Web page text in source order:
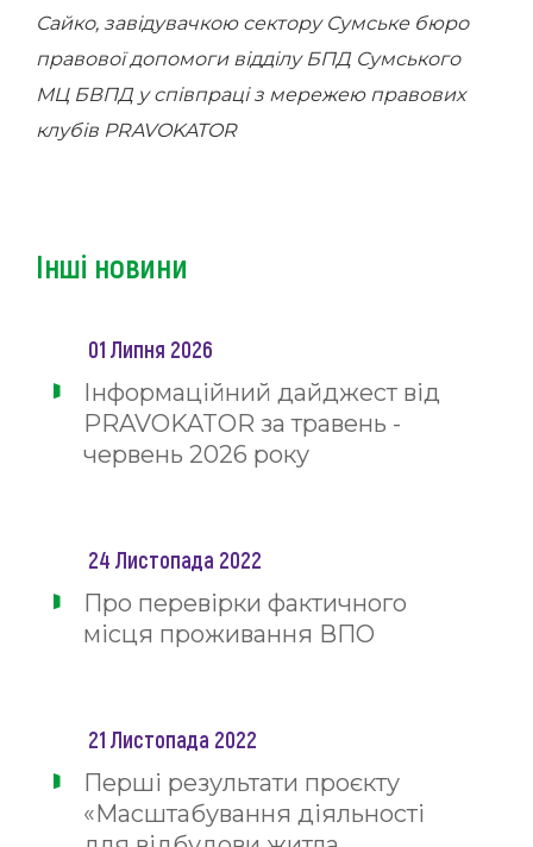
Сайко, завідувачкою сектору Сумське бюро
правової допомоги відділу БПД Сумського
МЦ БВПД у співпраці з мережею правових
клубів PRAVOKATOR
Інші новини
01 Липня 2026
Інформаційний дайджест від
PRAVOKATOR за травень -
червень 2026 року
24 Листопада 2022
Про перевірки фактичного
місця проживання ВПО
21 Листопада 2022
Перші результати проєкту
«Масштабування діяльності